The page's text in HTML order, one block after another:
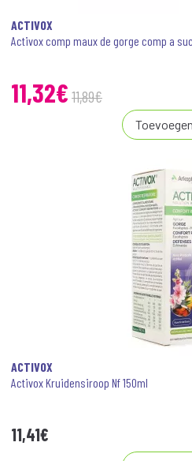
ACTIVOX
Activox comp maux de gorge comp a
11,32€ 11,89€
Toevoegen
ACTIVOX
Activox Kruidensiroop Nf 150ml
11,41€